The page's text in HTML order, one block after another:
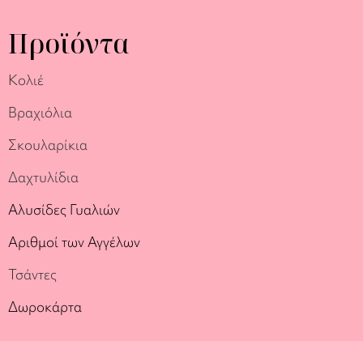
Προϊόντα
Κολιέ
Βραχιόλια
Σκουλαρίκια
Δαχτυλίδια
Αλυσίδες Γυαλιών
Αριθμοί των Αγγέλων
Τσάντες
Δωροκάρτα